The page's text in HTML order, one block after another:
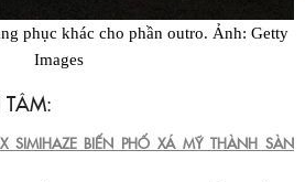
phục khác cho phần outro. Ảnh: Getty
Images
SIMIHAZE BIẾN PHỐ XÁ MỸ THÀNH SÀN